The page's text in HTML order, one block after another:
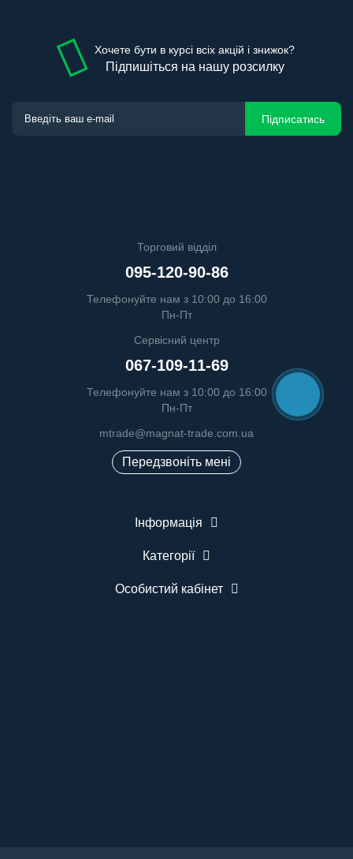
Хочете бути в курсі всіх акцій і знижок?
Підпишіться на нашу розсилку
Підписатись
Торговий відділ
095-120-90-86
Телефонуйте нам з 10:00 до 16:00
Пн-Пт
Сервісний центр
067-109-11-69
Телефонуйте нам з 10:00 до 16:00
Пн-Пт
mtrade@magnat-trade.com.ua
Передзвоніть мені
Інформація
Категорії
Особистий кабінет